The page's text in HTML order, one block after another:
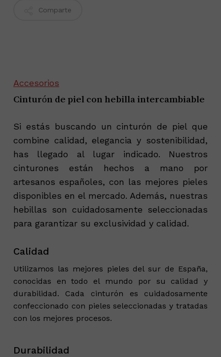
Comparte
Accesorios
Cinturón de piel con hebilla intercambiable
Si estás buscando un cinturón de piel que
combine calidad, elegancia y sostenibilidad,
has llegado al lugar indicado. Nuestros
cinturones están hechos a mano por
artesanos españoles, con las mejores pieles
disponibles en el mercado. Además, nuestras
hebillas son cuidadosamente seleccionadas
para garantizar su exclusividad y calidad.
Calidad
Utilizamos las mejores pieles del sur de España,
conocidas en todo el mundo por su calidad y
durabilidad. Cada cinturón es cuidadosamente
confeccionado con pieles seleccionadas y tratadas
con los mejores procesos.
Durabilidad